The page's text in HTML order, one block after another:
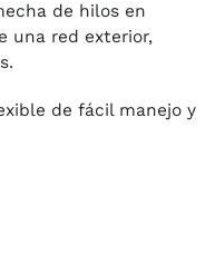
de hilos en
una red exterior,
de fácil manejo y